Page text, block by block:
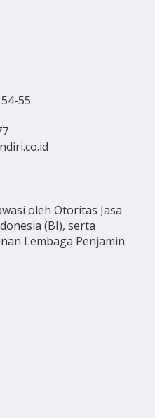
55
oleh Otoritas Jasa
(BI), serta
Lembaga Penjamin